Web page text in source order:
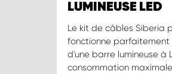
LUMINEUSE LED
Le kit de câbles Siberia
fonctionne parfaitement
d'une barre lumineuse à
consommation